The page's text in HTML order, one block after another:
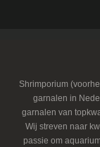
Shrimporium
garnalen in
garnalen van
Wij streven naar
passie om